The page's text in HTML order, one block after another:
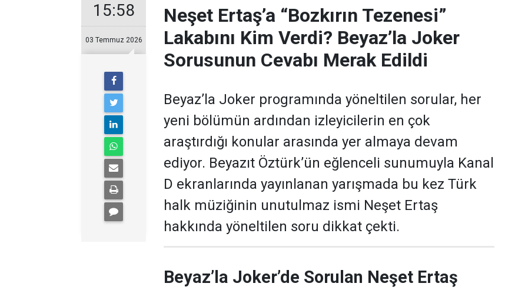
15:58
03 Temmuz 2026
Neşet Ertaş’a “Bozkırın Tezenesi”
Lakabını Kim Verdi? Beyaz’la Joker
Sorusunun Cevabı Merak Edildi
Beyaz’la Joker programında yöneltilen sorular, her
yeni bölümün ardından izleyicilerin en çok
araştırdığı konular arasında yer almaya devam
ediyor. Beyazıt Öztürk’ün eğlenceli sunumuyla Kanal
D ekranlarında yayınlanan yarışmada bu kez Türk
halk müziğinin unutulmaz ismi Neşet Ertaş
hakkında yöneltilen soru dikkat çekti.
Beyaz’la Joker’de Sorulan Neşet Ertaş